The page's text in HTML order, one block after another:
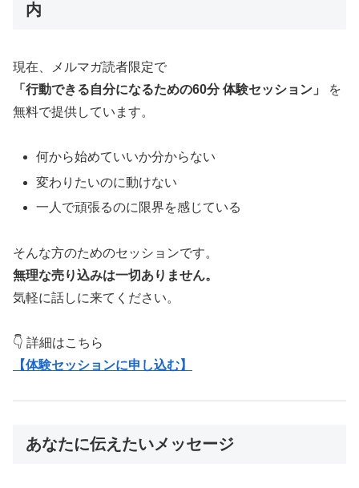
内
現在、メルマガ読者限定で
「行動できる自分になるための60分 体験セッション」
を
無料で提供しています。
何から始めていいか分からない
変わりたいのに動けない
一人で頑張るのに限界を感じている
そんな方のためのセッションです。
無理な売り込みは一切ありません。
気軽に話しに来てください。
👇 詳細はこちら
【体験セッションに申し込む】
あなたに伝えたいメッセージ